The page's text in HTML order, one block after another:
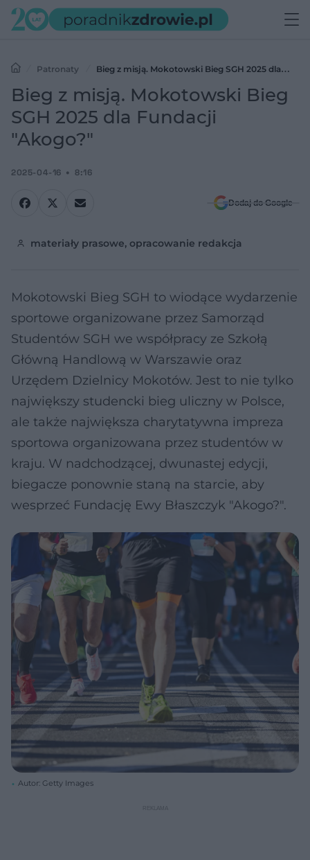
Patronaty
Bieg z misją. Mokotowski Bieg SGH 2025 dla
Fundacji "Akogo?"
Bieg z misją. Mokotowski Bieg
SGH 2025 dla Fundacji
"Akogo?"
2025-04-16 8:16
Dodaj do Google
materiały prasowe, opracowanie redakcja
Mokotowski Bieg SGH to wiodące wydarzenie
sportowe organizowane przez Samorząd
Studentów SGH we współpracy ze Szkołą
Główną Handlową w Warszawie oraz
Urzędem Dzielnicy Mokotów. Jest to nie tylko
największy studencki bieg uliczny w Polsce,
ale także największa charytatywna impreza
sportowa organizowana przez studentów w
kraju. W nadchodzącej, dwunastej edycji,
biegacze ponownie staną na starcie, aby
wesprzeć Fundację Ewy Błaszczyk "Akogo?".
Autor: Getty Images